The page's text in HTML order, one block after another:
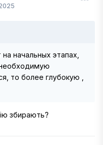
начальных этапах,
то более глубокую ,
збирають?